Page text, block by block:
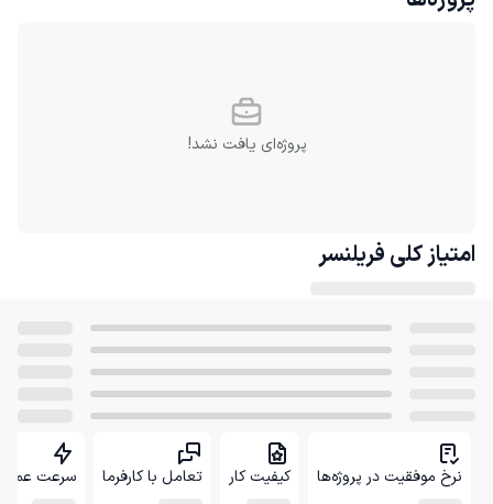
پروژه‌ای یافت نشد!
امتیاز کلی فریلنسر
نرخ موفقیت در پروژه‌ها کیفیت کار تعامل با کارفرما سرعت عمل